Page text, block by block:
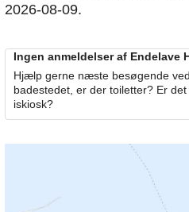
2026-08-09.
Ingen anmeldelser af Endelave
Hjælp gerne næste besøgende
badestedet, er der toiletter? Er
iskiosk?